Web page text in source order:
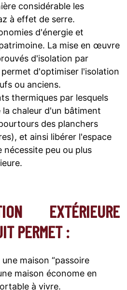
considérable les
à effet de serre.
d'énergie et
La mise en œuvre
d'isolation par
d'optimiser l'isolation
ou anciens.
thermiques par lesquels
la chaleur d'un bâtiment
des planchers
et ainsi libérer l'espace
nécessite peu ou plus
EXTÉRIEURE
PERMET :
maison “passoire
maison économe en
à vivre.